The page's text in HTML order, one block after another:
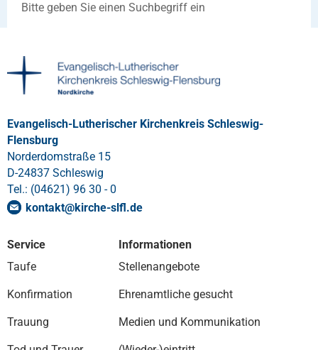
Bitte geben Sie einen Suchbegriff ein
Evangelisch-Lutherischer Kirchenkreis Schleswig-
Flensburg
Norderdomstraße 15
D-24837 Schleswig
Tel.: (04621) 96 30 - 0
kontakt@kirche-slfl.de
Service
Taufe
Konfirmation
Trauung
Informationen
Stellenangebote
Ehrenamtliche gesucht
Medien und Kommunikation